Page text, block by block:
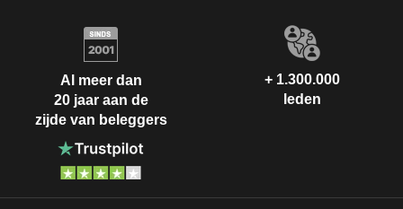
Al meer dan
20 jaar aan de
zijde van beleggers
+ 1.300.000
leden